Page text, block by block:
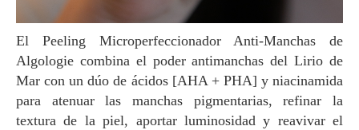
El Peeling Microperfeccionador Anti-Manchas de
Algologie combina el poder antimanchas del Lirio de
Mar con un dúo de ácidos [AHA + PHA] y niacinamida
para atenuar las manchas pigmentarias, refinar la
textura de la piel, aportar luminosidad y reavivar el